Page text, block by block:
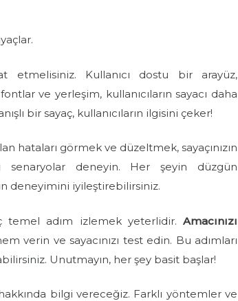
Kullanıcı dostu bir arayüz,
ve yerleşim, kullanıcıların sayacı daha
bir sayaç, kullanıcıların ilgisini çeker!
hataları görmek ve düzeltmek, sayaçınızın
senaryolar deneyin. Her şeyin düzgün
deneyimini iyileştirebilirsiniz.
temel adım izlemek yeterlidir. Amacınızı
verin ve sayacınızı test edin. Bu adımları
Unutmayın, her şey basit başlar!
bilgi vereceğiz. Farklı yöntemler ve